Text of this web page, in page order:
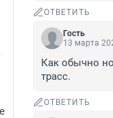
ОТВЕТИТЬ
Гость
13 марта
Как обычно
трасс.
ОТВЕТИТЬ